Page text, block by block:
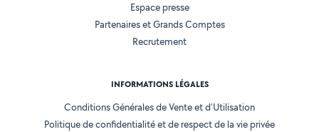
Espace presse
Partenaires et Grands Comptes
Recrutement
INFORMATIONS LÉGALES
Conditions Générales de Vente et d'Utilisation
Politique de confidentialité et de respect de la vie privée